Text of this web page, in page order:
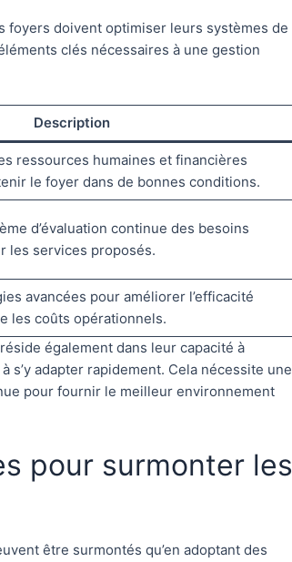
foyers doivent optimiser leurs systèmes de
clés nécessaires à une gestion
Description
ressources humaines et financières
le foyer dans de bonnes conditions.
d’évaluation continue des besoins
les services proposés.
avancées pour améliorer l’efficacité
les coûts opérationnels.
également dans leur capacité à
adapter rapidement. Cela nécessite une
pour fournir le meilleur environnement
pour surmonter les
être surmontés qu’en adoptant des